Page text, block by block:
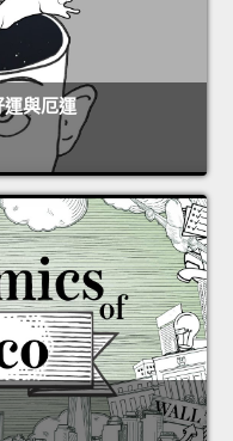
運與厄運